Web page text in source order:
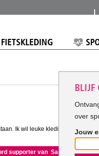
Ik wil leuke kleding
supporter van Saskia
FIETSKLEDING
BLIJF
over
Jouw